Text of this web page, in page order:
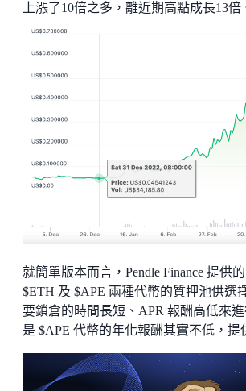
上漲了10倍之多，離近期高點成長13倍
就簡單版本而言，Pendle Finance 提供
$ETH 及 $APE 兩種代幣的質押池供選
要鎖倉的時間長短、APR 報酬高低來
是 $APE 代幣的年化報酬其實不低，提